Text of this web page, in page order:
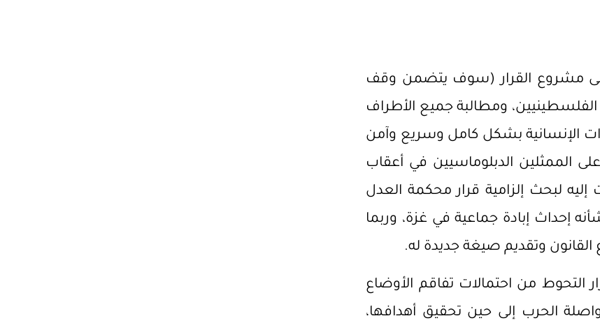
مشروع القرار (سوف يتضمن وقف
ومطالبة جميع الأطراف
الإنسانية بشكل كامل وسريع وآمن
الدبلوماسيين في أعقاب
طارئًا دعت إليه لبحث إلزامية قرار محكمة العدل
إحداث إبادة جماعية في غزة، وربما
القانون وتقديم صيغة جديدة له.
التحوط من احتمالات تفاقم الأوضاع
الحرب إلى حين تحقيق أهدافها،